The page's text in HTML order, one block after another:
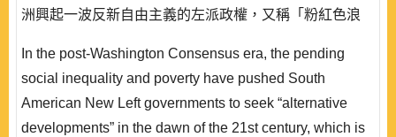
洲興起一波反新自由主義的左派政權，又稱「粉紅色浪
遺留的社會不公與貧窮問題，並尋求一個兼顧經濟成長與
更合理社會分配的替代發展方案。 事實上，拉美替代發
展方案經常是「價值理性」取向的，政治領袖又深..
In the post-Washington Consensus era, the pending
social inequality and poverty have pushed South
American New Left governments to seek “alternative
developments” in the dawn of the 21st century, which is